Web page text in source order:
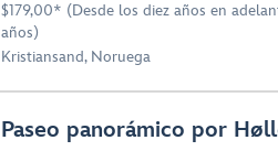
$179,00* (Desde los diez años en
años)
Kristiansand, Noruega
Paseo panorámico por